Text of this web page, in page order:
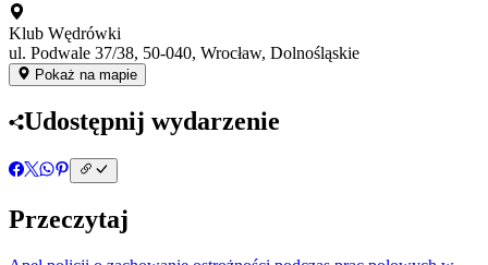
Klub Wędrówki
ul. Podwale 37/38, 50-040, Wrocław, Dolnośląskie
Pokaż na mapie
Udostępnij wydarzenie
Przeczytaj